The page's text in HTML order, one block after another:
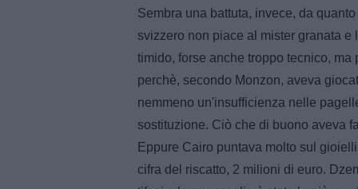
Sembra una battuta, invece, da
svizzero non piace al mister granata
timido, forse anche troppo tecnico,
perchè, secondo Monzon, aveva
nemmeno un'insufficienza nelle
sostituzione. Ciò che di buono aveva
Eppure Cairo puntava molto sul
cifra del riscatto, 2 milioni di euro.